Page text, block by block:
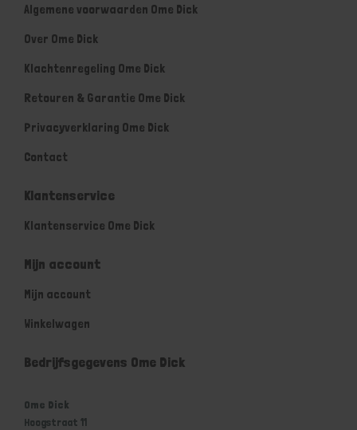
Algemene voorwaarden Ome Dick
Over Ome Dick
Klachtenregeling Ome Dick
Retouren & Garantie Ome Dick
Privacyverklaring Ome Dick
Contact
Klantenservice
Klantenservice Ome Dick
Mijn account
Mijn account
Winkelwagen
Bedrijfsgegevens Ome Dick
Ome Dick
Hoogstraat 11